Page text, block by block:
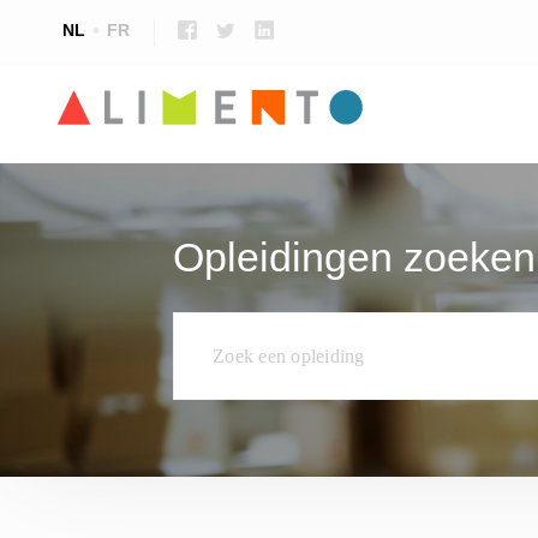
NL FR
Opleidingen zoeken
Voedingsspecifieke opleidingen
Talen
Voedingstechnologie
Opleidingen voor leerkrachten
Techniek, onderhoud en productie